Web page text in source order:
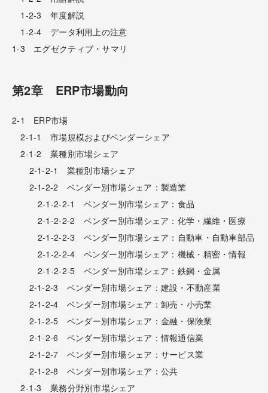
1-2-3 年度解説
1-2-4 データ利用上の注意
1-3 エグゼクティブ・サマリ
第2章 ERP市場動向
2-1 ERP市場
2-1-1 市場規模およびベンダーシェア
2-1-2 業種別市場シェア
2-1-2-1 業種別市場シェア
2-1-2-2 ベンダー別市場シェア：製造業
2-1-2-2-1 ベンダー別市場シェア：食品
2-1-2-2-2 ベンダー別市場シェア：化学・繊維・医療
2-1-2-2-3 ベンダー別市場シェア：自動車・自動車部品
2-1-2-2-4 ベンダー別市場シェア：機械・精密・情報
2-1-2-2-5 ベンダー別市場シェア：鉄鋼・金属
2-1-2-3 ベンダー別市場シェア：建設・不動産業
2-1-2-4 ベンダー別市場シェア：卸売・小売業
2-1-2-5 ベンダー別市場シェア：金融・保険業
2-1-2-6 ベンダー別市場シェア：情報通信業
2-1-2-7 ベンダー別市場シェア：サービス業
2-1-2-8 ベンダー別市場シェア：公共
2-1-3 業務分野別市場シェア